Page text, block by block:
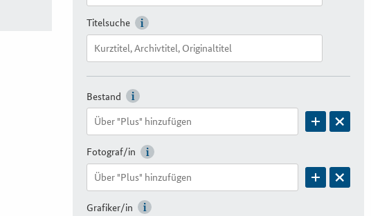
Titelsuche
Bestand
Fotograf/in
Grafiker/in